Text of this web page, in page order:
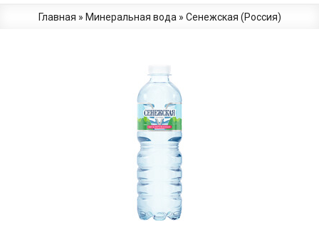
Главная » Минеральная вода » Сенежская (Россия)